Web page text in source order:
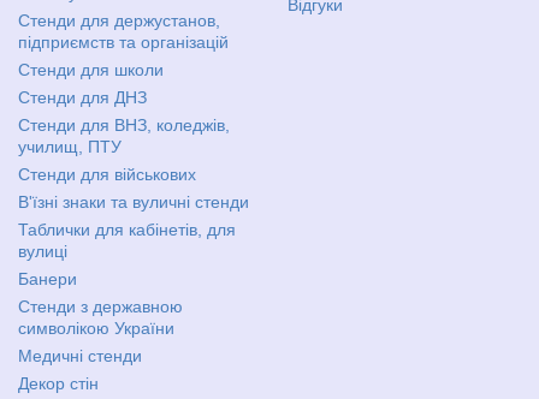
Стенди для держустанов,
підприємств та організацій
Стенди для школи
Стенди для ДНЗ
Стенди для ВНЗ, коледжів,
училищ, ПТУ
Стенди для військових
В'їзні знаки та вуличні стенди
Таблички для кабінетів, для
вулиці
Банери
Стенди з державною
символікою України
Медичні стенди
Декор стін
Відгуки